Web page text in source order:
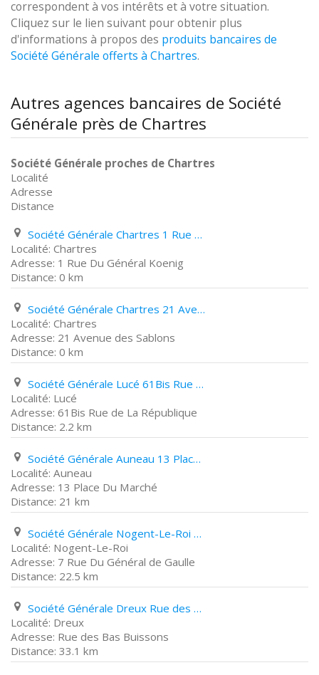
correspondent à vos intérêts et à votre situation.
Cliquez sur le lien suivant pour obtenir plus
d'informations à propos des produits bancaires de
Société Générale offerts à Chartres.
Autres agences bancaires de Société
Générale près de Chartres
Société Générale proches de Chartres
Localité
Adresse
Distance
Société Générale Chartres 1 Rue Du Général Koenig
Chartres
1 Rue Du Général Koenig
0 km
Société Générale Chartres 21 Avenue des Sablons
Chartres
21 Avenue des Sablons
0 km
Société Générale Lucé 61Bis Rue de La République
Lucé
61Bis Rue de La République
2.2 km
Société Générale Auneau 13 Place Du Marché
Auneau
13 Place Du Marché
21 km
Société Générale Nogent-Le-Roi 7 Rue Du Général de Gaulle
Nogent-Le-Roi
7 Rue Du Général de Gaulle
22.5 km
Société Générale Dreux Rue des Bas Buissons
Dreux
Rue des Bas Buissons
33.1 km